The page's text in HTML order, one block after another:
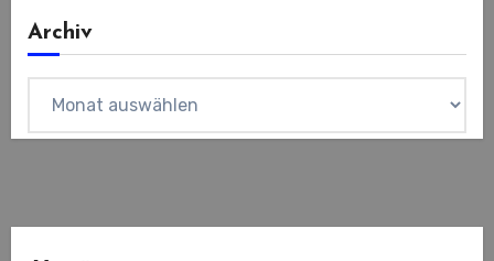
Archiv